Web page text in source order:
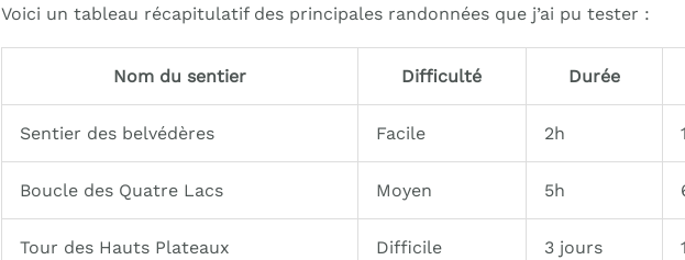
Voici un tableau récapitulatif des principales randonnées que j’ai pu tester :
Nom du sentier Difficulté Durée
Sentier des belvédères Facile 2h
Boucle des Quatre Lacs Moyen 5h
Tour des Hauts Plateaux Difficile 3 jours